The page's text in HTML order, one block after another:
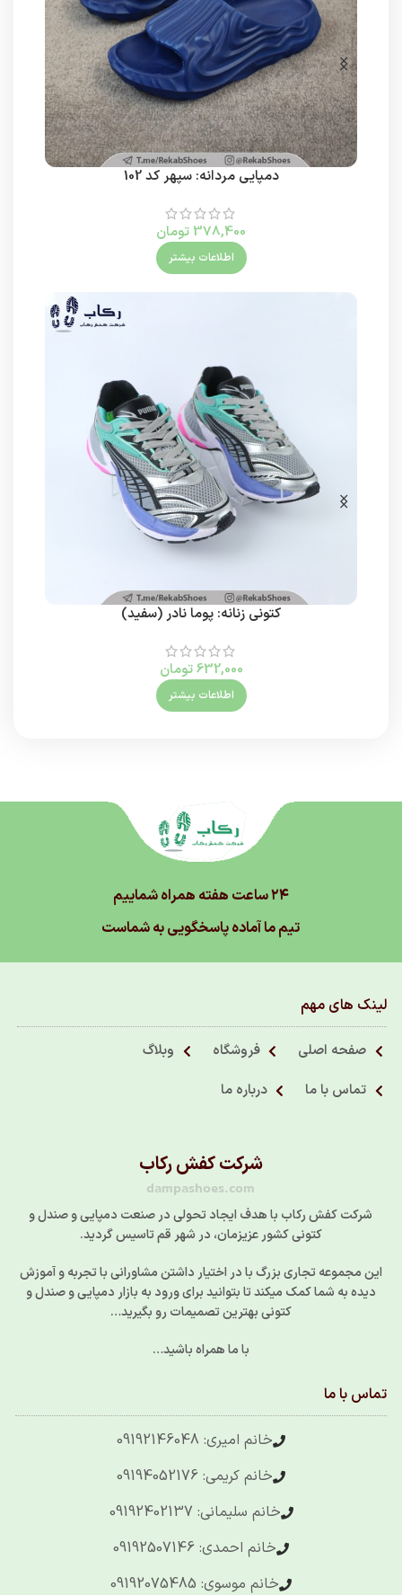
دمپایی مردانه: سپهر کد 102
378,400 تومان
اطلاعات بیشتر
کتونی زنانه: پوما نادر (سفید)
632,000تومان
اطلاعات بیشتر
۲۴ ساعت هفته همراه شماییم
تیم ما آماده پاسخگویی به شماست
لینک های مهم
صفحه اصلی فروشگاه
وبلاگ
تماس با ما
درباره ما
شرکت کفش رکاب
dampashoes.com
شرکت کفش رکاب با هدف ایجاد تحولی در صنعت دمپایی و صندل و
کتونی کشور عزیزمان، در شهر قم تاسیس گردید.
این مجموعه تجاری بزرگ با در اختیار داشتن مشاورانی با تجربه و آموزش
دیده به شما کمک میکند تا بتوانید برای ورود به بازار دمپایی و صندل و
کتونی بهترین تصمیمات رو بگیرید…
با ما همراه باشید…
تماس با ما
خانم امیری: 09192146048
خانم کریمی: 09194052176
خانم سلیمانی: 09192402137
خانم احمدی: 09192507146
خانم موسوی: 09192075485